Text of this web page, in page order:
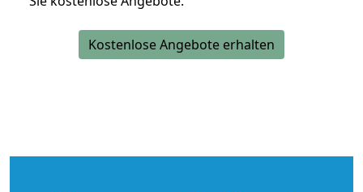
Kostenlose Angebote erhalten